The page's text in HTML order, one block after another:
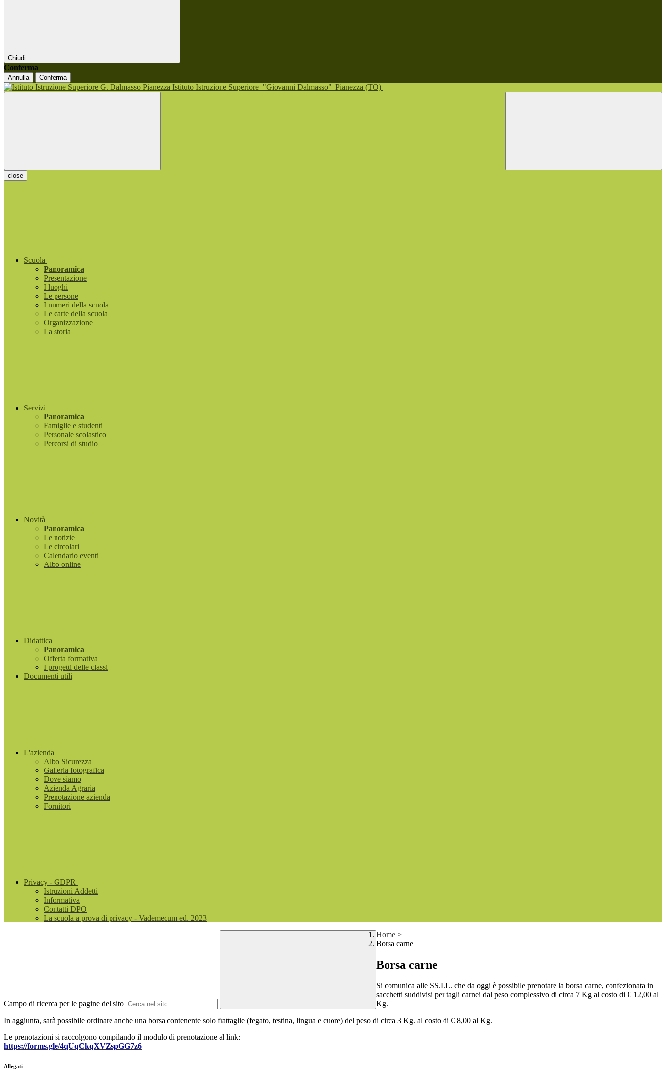
Chiudi
Conferma
Annulla Conferma
Istituto Istruzione Superiore "Giovanni Dalmasso" Pianezza (TO)
close
Scuola
Panoramica
Presentazione
I luoghi
Le persone
I numeri della scuola
Le carte della scuola
Organizzazione
La storia
Servizi
Panoramica
Famiglie e studenti
Personale scolastico
Percorsi di studio
Novità
Panoramica
Le notizie
Le circolari
Calendario eventi
Albo online
Didattica
Panoramica
Offerta formativa
I progetti delle classi
Documenti utili
L'azienda
Albo Sicurezza
Galleria fotografica
Dove siamo
Azienda Agraria
Prenotazione azienda
Fornitori
Privacy - GDPR
Istruzioni Addetti
Informativa
Contatti DPO
La scuola a prova di privacy - Vademecum ed. 2023
Campo di ricerca per le pagine del sito
Home >
Borsa carne
Borsa carne
Si comunica alle SS.LL. che da oggi è possibile prenotare la borsa carne, confezionata in
sacchetti suddivisi per tagli carnei dal peso complessivo di circa 7 Kg al costo di € 12,00 al
Kg.
In aggiunta, sarà possibile ordinare anche una borsa contenente solo frattaglie (fegato, testina, lingua e cuore) del peso di circa 3 Kg. al costo di € 8,00 al Kg.
Le prenotazioni si raccolgono compilando il modulo di prenotazione al link:
https://forms.gle/4qUqCkqXVZspGG7z6
Allegati